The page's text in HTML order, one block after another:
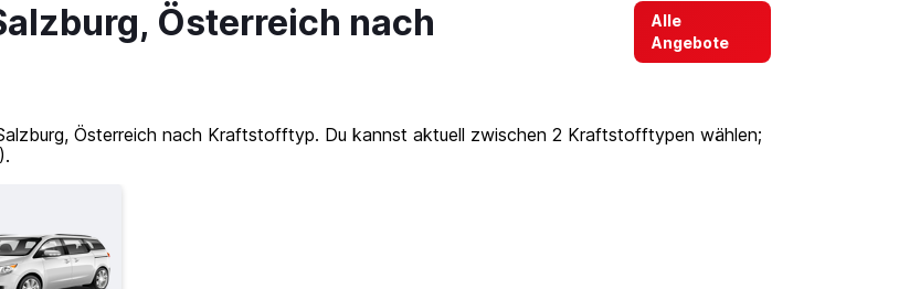
Österreich nach
Alle
Angebote
Österreich nach Kraftstofftyp. Du kannst aktuell zwischen 2 Kraftstofftypen wählen;